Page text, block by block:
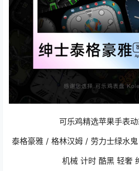
可乐鸡精选苹果手表
泰格豪雅 / 格林汉姆 / 劳力士绿水
机械 计时 酷黑 轻奢